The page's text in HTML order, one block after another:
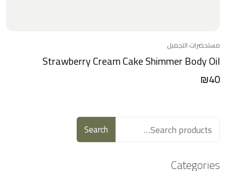
مستحضرات التجميل
Strawberry Cream Cake Shimmer Body Oil
₪40
Search
Categories